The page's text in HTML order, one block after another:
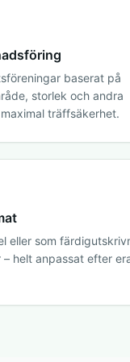
baserat på
storlek och andra
träffsäkerhet.
eller som
helt anpassat efter